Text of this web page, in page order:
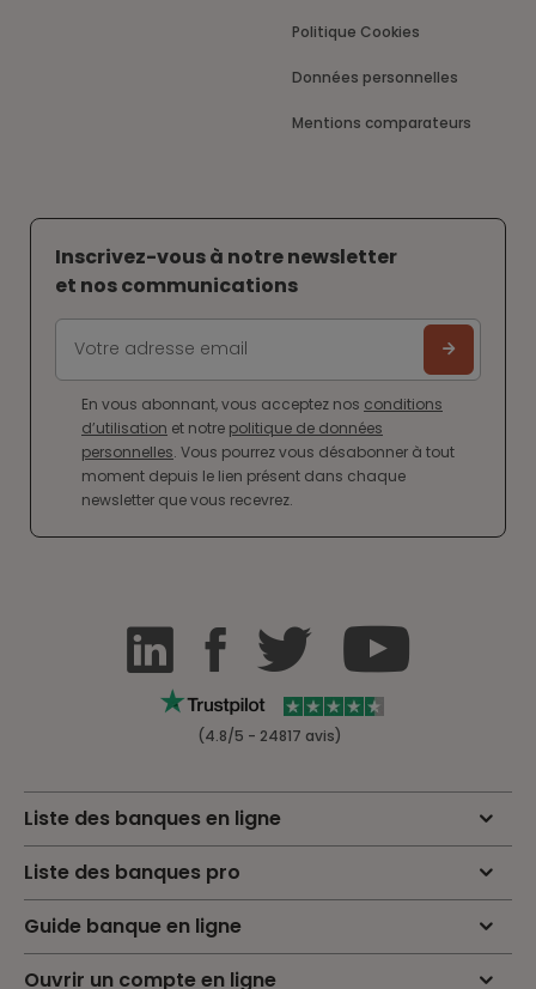
Politique Cookies
Données personnelles
Mentions comparateurs
Inscrivez-vous à notre newsletter
et nos communications
En vous abonnant, vous acceptez nos conditions
d’utilisation et notre politique de données
personnelles. Vous pourrez vous désabonner à tout
moment depuis le lien présent dans chaque
newsletter que vous recevrez.
(4.8/5 - 24817 avis)
Liste des banques en ligne
Liste des banques pro
Guide banque en ligne
Ouvrir un compte en ligne